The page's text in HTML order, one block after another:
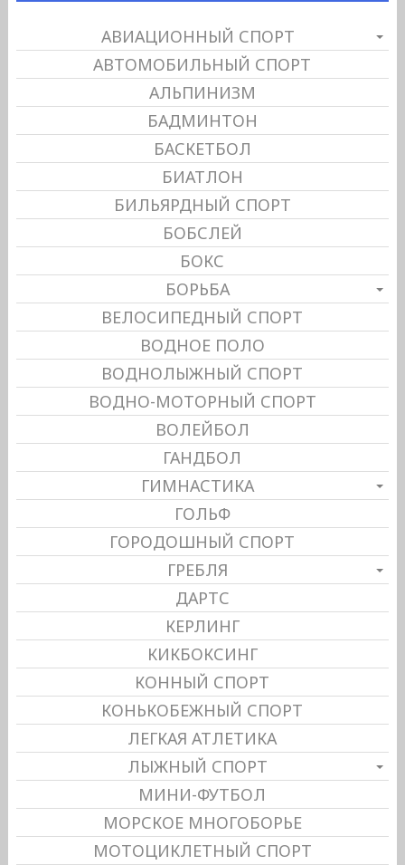
АВИАЦИОННЫЙ СПОРТ
АВТОМОБИЛЬНЫЙ СПОРТ
АЛЬПИНИЗМ
БАДМИНТОН
БАСКЕТБОЛ
БИАТЛОН
БИЛЬЯРДНЫЙ СПОРТ
БОБСЛЕЙ
БОКС
БОРЬБА
ВЕЛОСИПЕДНЫЙ СПОРТ
ВОДНОЕ ПОЛО
ВОДНОЛЫЖНЫЙ СПОРТ
ВОДНО-МОТОРНЫЙ СПОРТ
ВОЛЕЙБОЛ
ГАНДБОЛ
ГИМНАСТИКА
ГОЛЬФ
ГОРОДОШНЫЙ СПОРТ
ГРЕБЛЯ
ДАРТС
КЕРЛИНГ
КИКБОКСИНГ
КОННЫЙ СПОРТ
КОНЬКОБЕЖНЫЙ СПОРТ
ЛЕГКАЯ АТЛЕТИКА
ЛЫЖНЫЙ СПОРТ
МИНИ-ФУТБОЛ
МОРСКОЕ МНОГОБОРЬЕ
МОТОЦИКЛЕТНЫЙ СПОРТ